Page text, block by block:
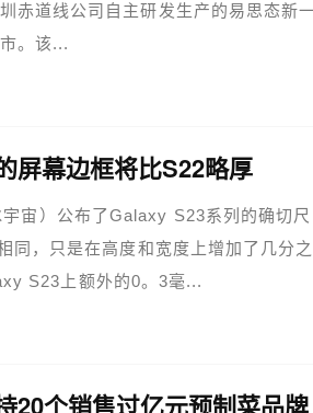
赤道线公司自主研发生产的易思态新
。该...
屏幕边框将比S22略厚
宙）公布了Galaxy S23系列的确切尺
同，只是在高度和宽度上增加了几分之
S23上额外的0。3毫...
20个销售过亿元预制菜品牌